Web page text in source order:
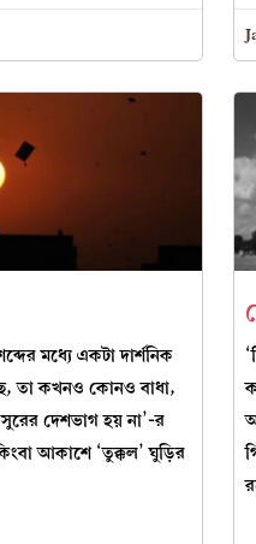
মধ্যে একটা দার্শনিক
তা কখনও কোনও বাধা,
দেশভাগ হয় না’-র
আকাশে ‘তুক্কল’ ঘুড়ির